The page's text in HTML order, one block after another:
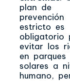
plan de
prevención
estricto es
obligatorio
evitar los
en parques
solares a
humano,